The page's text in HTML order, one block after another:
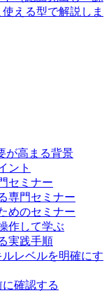
える型で解説しま
が高まる背景
ント
セミナー
専門セミナー
めのセミナー
作して学ぶ
実践手順
レベルを明確にす
確認する